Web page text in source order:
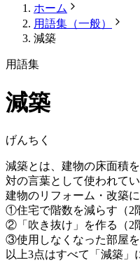
ホーム
用語集（一般）
減築
用語集
減築
げんちく
減築とは、建物の床面積
対の言葉として使われてい
建物のリフォーム・改築
①住宅で階数を減らす（2
②「吹き抜け」を作る（2
③使用しなくなった部屋
以上3点はすべて「減築」